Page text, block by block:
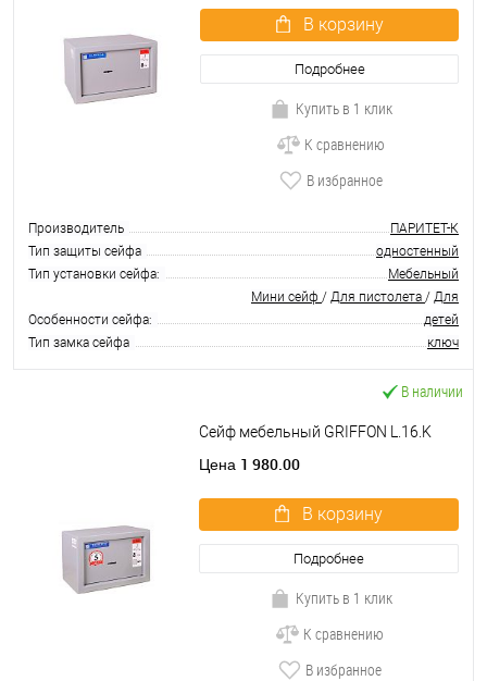
В корзину
Подробнее
Купить в 1 клик
К сравнению
В избранное
Производитель
ПАРИТЕТ-К
Тип защиты сейфа
одностенный
Тип установки сейфа:
Мебельный
Особенности сейфа:
Мини сейф / Для пистолета / Для
детей
Тип замка сейфа
ключ
В наличии
Сейф мебельный GRIFFON L.16.K
Цена 1 980.00
В корзину
Подробнее
Купить в 1 клик
К сравнению
В избранное